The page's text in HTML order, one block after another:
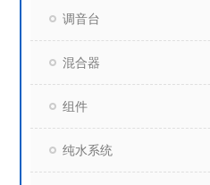
调音台
混合器
组件
纯水系统